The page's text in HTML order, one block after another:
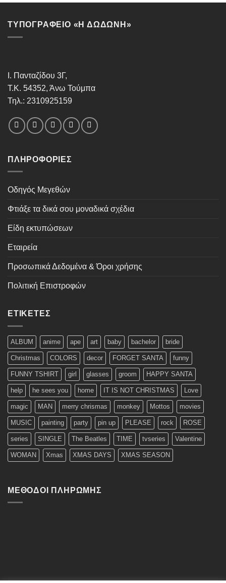
ΤΥΠΟΓΡΑΦΕΙΟ «Η ΔΩΔΩΝΗ»
Ι. Πανταζίδου 3Γ,
Τ.Κ. 54352, Άνω Τούμπα
Τηλ.: 2310925159
ΠΛΗΡΟΦΟΡΊΕΣ
Οδηγός Μεγεθών
Φτιάξε τα δικά σου μοναδικά σχέδια
Είδη εκτυπώσεων
Εταιρεία
Προσωπικά Δεδομένα & Όροι χρήσης
Πολιτική Επιστροφών
ΕΤΙΚΈΤΕΣ
ALBUM anime ape art baby bachelor bride
Christmas COLORS decor FORGET SANTA funny
FUNNY TSHIRT girl glasses groom HAPPY SANTA
help he sees you home IT IS NOT CHRISTMAS Love
magic MAN merry chrismas monkey Mottos movies
MUSIC painting party pin up PLEASE rock ROSE
series SINGLE The Beatles TIME tvseries Valentine
WOMAN Xmas XMAS DAYS XMAS SEASON
ΜΈΘΟΔΟΙ ΠΛΗΡΩΜΉΣ